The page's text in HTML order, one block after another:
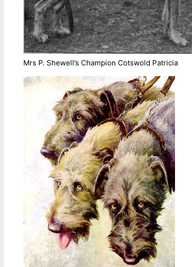
Mrs P. Shewell’s Champion Cotswold Patricia